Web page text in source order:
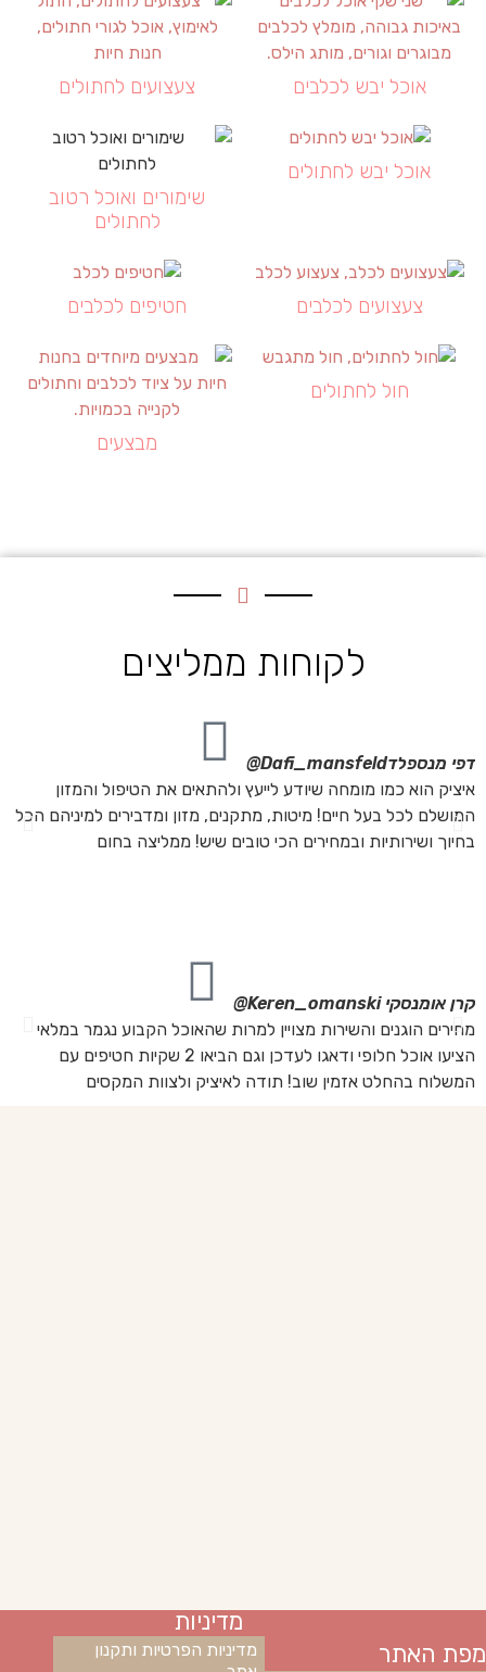
אוכל יבש לכלבים צעצועים לחתולים
אוכל יבש לחתולים
שימורים ואוכל רטוב
לחתולים
צעצועים לכלבים חטיפים לכלבים
חול לחתולים
מבצעים
לקוחות ממליצים
דפי מנספלדDafi_mansfeld@
איציק הוא כמו מומחה שיודע לייעץ ולהתאים את הטיפול והמזון
המושלם לכל בעל חיים! מיטות, מתקנים, מזון ומדבירים למיניהם הכל
בחיוך ושירותיות ובמחירים הכי טובים שיש! ממליצה בחום
קרן אומנסקיKeren_omanski@
מחירים הוגנים והשירות מצויין למרות שהאוכל הקבוע נגמר במלאי
הציעו אוכל חלופי ודאגו לעדכן וגם הביאו 2 שקיות חטיפים עם
המשלוח בהחלט אזמין שוב! תודה לאיציק ולצוות המקסים
מפת האתר
מדיניות
מדיניות הפרטיות ותקנון